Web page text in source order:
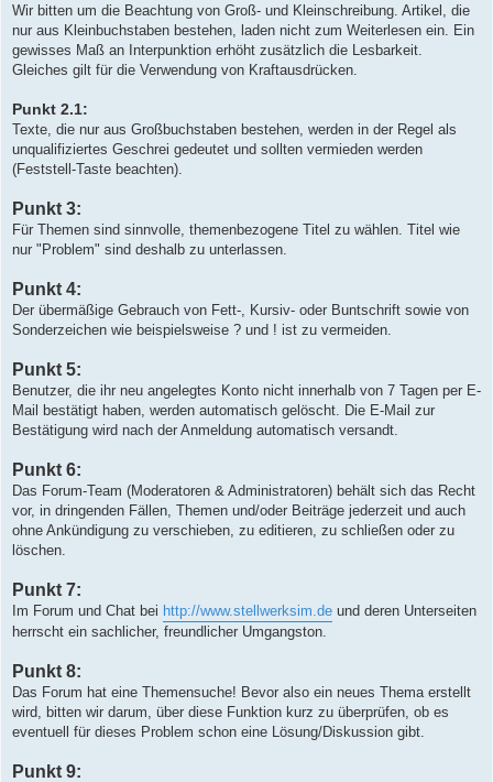
Wir bitten um die Beachtung von Groß- und Kleinschreibung. Artikel, die
nur aus Kleinbuchstaben bestehen, laden nicht zum Weiterlesen ein. Ein
gewisses Maß an Interpunktion erhöht zusätzlich die Lesbarkeit.
Gleiches gilt für die Verwendung von Kraftausdrücken.
Punkt 2.1:
Texte, die nur aus Großbuchstaben bestehen, werden in der Regel als
unqualifiziertes Geschrei gedeutet und sollten vermieden werden
(Feststell-Taste beachten).
Punkt 3:
Für Themen sind sinnvolle, themenbezogene Titel zu wählen. Titel wie
nur "Problem" sind deshalb zu unterlassen.
Punkt 4:
Der übermäßige Gebrauch von Fett-, Kursiv- oder Buntschrift sowie von
Sonderzeichen wie beispielsweise ? und ! ist zu vermeiden.
Punkt 5:
Benutzer, die ihr neu angelegtes Konto nicht innerhalb von 7 Tagen per E-
Mail bestätigt haben, werden automatisch gelöscht. Die E-Mail zur
Bestätigung wird nach der Anmeldung automatisch versandt.
Punkt 6:
Das Forum-Team (Moderatoren & Administratoren) behält sich das Recht
vor, in dringenden Fällen, Themen und/oder Beiträge jederzeit und auch
ohne Ankündigung zu verschieben, zu editieren, zu schließen oder zu
löschen.
Punkt 7:
Im Forum und Chat bei http://www.stellwerksim.de und deren Unterseiten
herrscht ein sachlicher, freundlicher Umgangston.
Punkt 8:
Das Forum hat eine Themensuche! Bevor also ein neues Thema erstellt
wird, bitten wir darum, über diese Funktion kurz zu überprüfen, ob es
eventuell für dieses Problem schon eine Lösung/Diskussion gibt.
Punkt 9: